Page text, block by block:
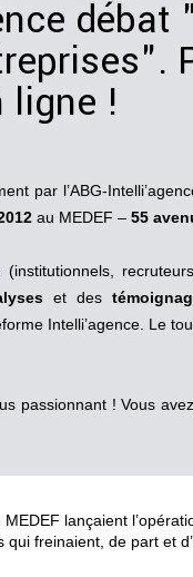
ligne !
par l’ABG-
au MEDEF – 55
(institutionnels,
et des
Intelli’agence. Le
passionnant ! Vous
MEDEF lançaient
qui freinaient, de part et